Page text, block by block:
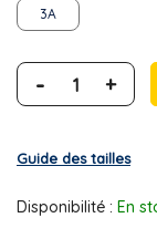
3A
- +
Guide des tailles
Disponibilité : En